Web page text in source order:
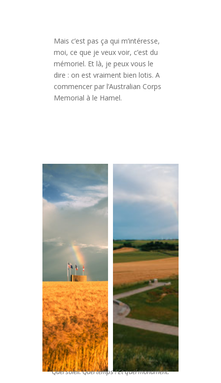
Mais c’est pas ça qui m’intéresse,
moi, ce que je veux voir, c’est du
mémoriel. Et là, je peux vous le
dire : on est vraiment bien lotis. A
commencer par l’Australian Corps
Memorial à le Hamel.
Quel soleil. Quel temps ! Et quel monument.